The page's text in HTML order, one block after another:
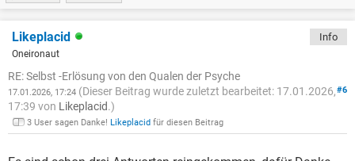
Likeplacid
Oneironaut
Info
RE: Selbst -Erlösung von den Qualen der Psyche
#6
17.01.2026, 17:24 (Dieser Beitrag wurde zuletzt bearbeitet: 17.01.2026,
17:39 von Likeplacid.)
3 User sagen Danke! Likeplacid für diesen Beitrag